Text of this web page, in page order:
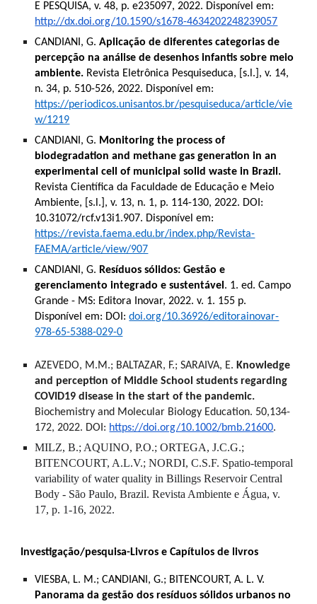
E PESQUISA, v. 48, p. e235097, 2022. Disponível em:
http://dx.doi.org/10.1590/s1678-4634202248239057
CANDIANI, G.Aplicação de diferentes categorias de
percepção na análise de desenhos infantis sobre meio
ambiente. Revista Eletrônica Pesquiseduca, [s.l.], v. 14,
n. 34, p. 510-526, 2022. Disponível em:
https://periodicos.unisantos.br/pesquiseduca/article/vie
w/1219
CANDIANI, G. Monitoring the process of
biodegradation and methane gas generation in an
experimental cell of municipal solid waste in Brazil.
Revista Científica da Faculdade de Educação e Meio
Ambiente, [s.l.], v. 13, n. 1, p. 114-130, 2022. DOI:
10.31072/rcf.v13i1.907. Disponível em:
https://revista.faema.edu.br/index.php/Revista-
FAEMA/article/view/907
CANDIANI, G. Resíduos sólidos: Gestão e
gerenciamento integrado e sustentável. 1. ed. Campo
Grande - MS: Editora Inovar, 2022. v. 1. 155 p.
Disponível em: DOI:doi.org/10.36926/editorainovar-
978-65-5388-029-0
AZEVEDO, M.M.; BALTAZAR, F.; SARAIVA, E.Knowledge
and perception of Middle School students regarding
COVID19 disease in the start of the pandemic.
Biochemistry and Molecular Biology Education. 50,134-
172, 2022. DOI: https://doi.org/10.1002/bmb.21600.
MILZ, B.; AQUINO, P.O.; ORTEGA, J.C.G.;
BITENCOURT, A.L.V.; NORDI, C.S.F. Spatio-temporal
variability of water quality in Billings Reservoir Central
Body - São Paulo, Brazil. Revista Ambiente e Água, v.
17, p. 1-16, 2022.
Investigação/pesquisa-Livros e Capítulos de livros
VIESBA, L. M.; CANDIANI, G.; BITENCOURT, A. L. V.
Panorama da gestão dos resíduos sólidos urbanos no